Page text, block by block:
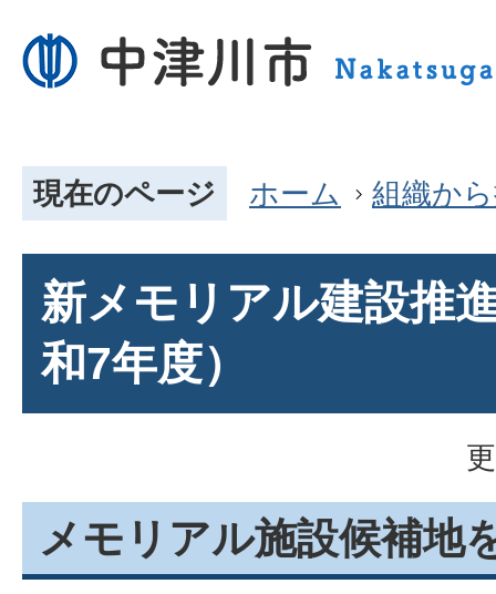
現在のページ ホーム 組織か
新メモリアル建設推
和7年度）
メモリアル施設候補地